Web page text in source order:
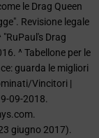
le Drag Queen
Revisione legale
Drag
^ Tabellone per le
guarda le migliori
Vincitori |
09-2018.
giugno 2017).